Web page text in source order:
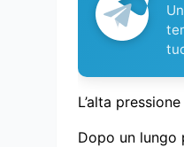
L’alta
Dopo un lungo